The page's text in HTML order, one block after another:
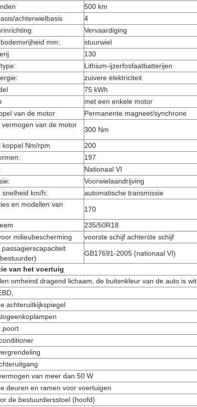
500 km
achterwielbasis
4
Vervaardiging
mm:
stuurwiel
130
Lithium-ijzerfosfaatbatterijen
zuivere elektriciteit
75 kWh
met een enkele motor
van de motor Permanente magneet/synchrone
vermogen van de motor
300 Nm
koppel Nm/rpm
200
197
Nationaal VI
Voorwielaandrijving
snelheid km/h: automatische transmissie
en modellen van
170
235/50R18
milieubescherming voorste schijf achterste schijf
passagierscapaciteit
GB17691-2005 (nationaal VI)
van het voertuig
omheind dragend lichaam, de buitenkleur van de auto is wit
achteruitkijkspiegel
poort
van meer dan 50 W
deuren en ramen voor voertuigen
de bestuurdersstoel (hoofd)